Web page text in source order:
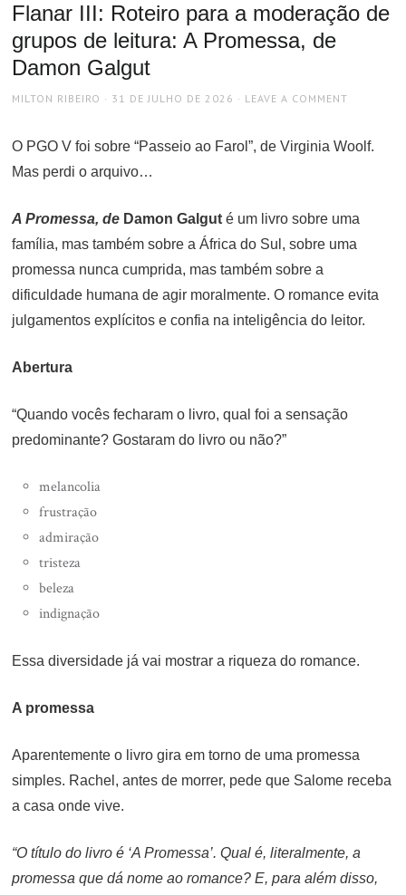
Flanar III: Roteiro para a moderação de
grupos de leitura: A Promessa, de
Damon Galgut
AUTHOR
MILTON RIBEIRO
POSTED
31 DE JULHO DE 2026 LEAVE A COMMENT
O PGO V foi sobre “Passeio ao Farol”, de Virginia Woolf.
Mas perdi o arquivo…
A Promessa, de Damon Galgut é um livro sobre uma
família, mas também sobre a África do Sul, sobre uma
promessa nunca cumprida, mas também sobre a
dificuldade humana de agir moralmente. O romance evita
julgamentos explícitos e confia na inteligência do leitor.
Abertura
“Quando vocês fecharam o livro, qual foi a sensação
predominante? Gostaram do livro ou não?”
melancolia
frustração
admiração
tristeza
beleza
indignação
Essa diversidade já vai mostrar a riqueza do romance.
A promessa
Aparentemente o livro gira em torno de uma promessa
simples. Rachel, antes de morrer, pede que Salome receba
a casa onde vive.
“O título do livro é ‘A Promessa’. Qual é, literalmente, a
promessa que dá nome ao romance? E, para além disso,